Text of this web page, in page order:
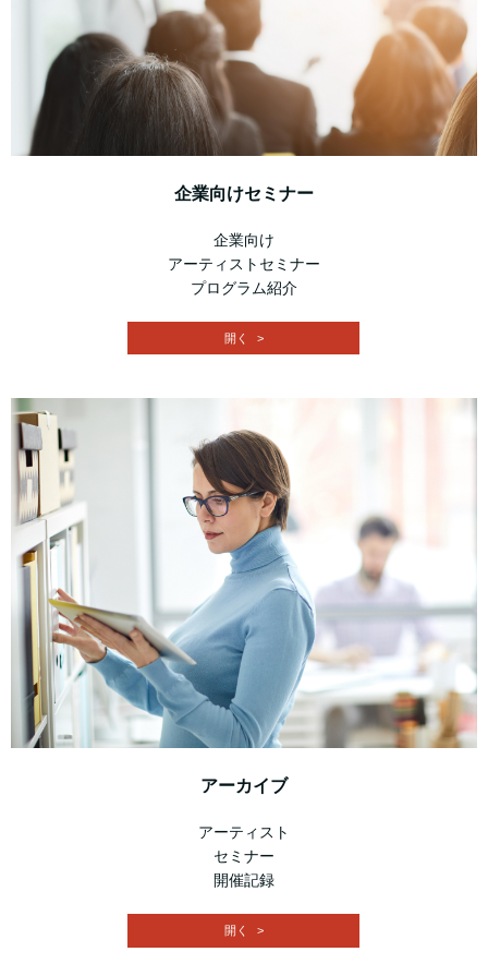
企業向けセミナー
企業向け
アーティストセミナー
プログラム紹介
開く
アーカイブ
アーティスト
セミナー
開催記録
開く